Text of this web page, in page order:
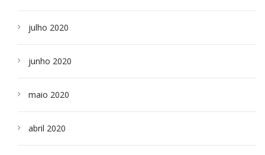
julho 2020
junho 2020
maio 2020
abril 2020